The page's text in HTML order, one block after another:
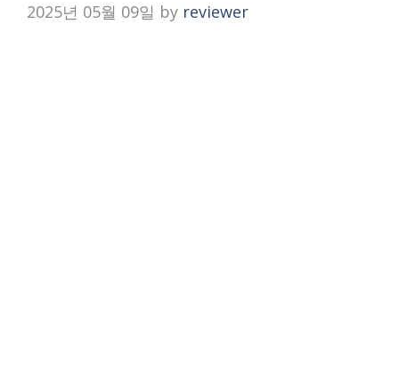
2025년 05월 09일 by reviewer